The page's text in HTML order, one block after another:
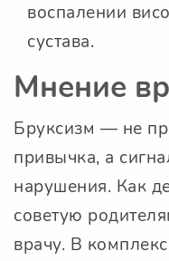
воспалении
сустава.
Мнение
Бруксизм — не
привычка, а
нарушения. Как
советую
врачу. В